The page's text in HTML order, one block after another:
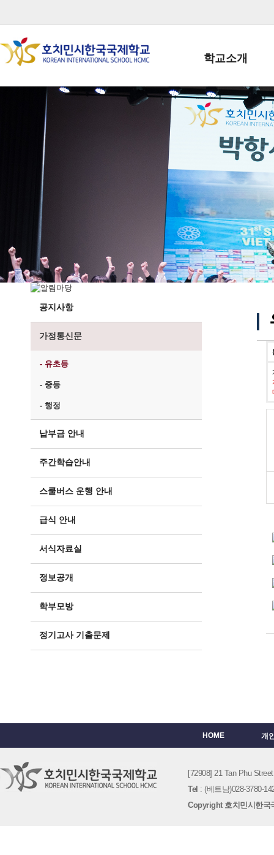
학교소개
학교장인사말
학생회장인사말
학교상징
학교 CI
교직원현황
학생현황
위치/전화
전경사진
공지사항
가정통신문
- 유초등
- 중등
- 행정
납부금 안내
주간학습안내
스쿨버스 운행 안내
급식 안내
서식자료실
정보공개
학부모방
정기고사 기출문제
HOME 개
[72908] 21 Tan Phu
Tel : (베트남)028-3780-
Copyright 호치민시한국